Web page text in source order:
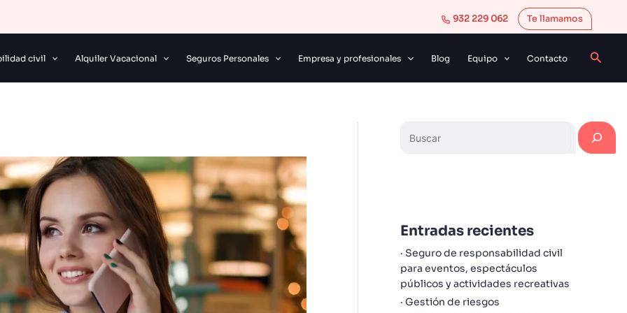
932 229 062 Te llamamos
civil Alquiler Vacacional Seguros Personales Empresa y profesionales Blog Equipo Contacto
Entradas recientes
Seguro de responsabilidad civil
para eventos, espectáculos
públicos y actividades recreativas
Gestión de riesgos